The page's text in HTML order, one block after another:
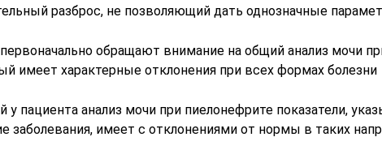
разброс, не позволяющий дать однозначные
обращают внимание на общий анализ мочи
имеет характерные отклонения при всех формах болезни
у пациента анализ мочи при пиелонефрите показатели,
заболевания, имеет с отклонениями от нормы в таких